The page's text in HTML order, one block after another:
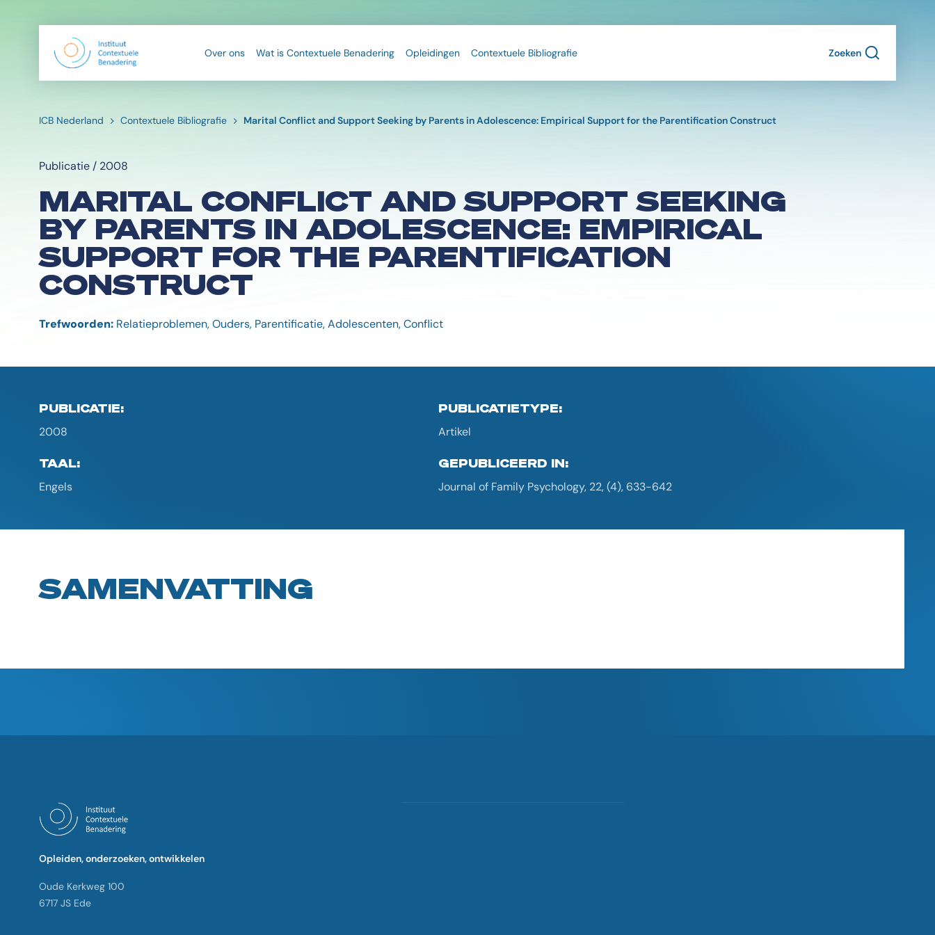
Over ons Wat is Contextuele Benadering Opleidingen Contextuele Bibliografie Zoeken
ICB Nederland Contextuele Bibliografie Marital Conflict and Support Seeking by Parents in Adolescence: Empirical Support for the Parentification Construct
Publicatie / 2008
MARITAL CONFLICT AND SUPPORT SEEKING
BY PARENTS IN ADOLESCENCE: EMPIRICAL
SUPPORT FOR THE PARENTIFICATION
CONSTRUCT
Trefwoorden: Relatieproblemen, Ouders, Parentificatie, Adolescenten, Conflict
PUBLICATIE:
2008
PUBLICATIETYPE:
Artikel
TAAL:
Engels
GEPUBLICEERD IN:
Journal of Family Psychology, 22, (4), 633-642
SAMENVATTING
Opleiden, onderzoeken, ontwikkelen
Oude Kerkweg 100
6717 JS Ede